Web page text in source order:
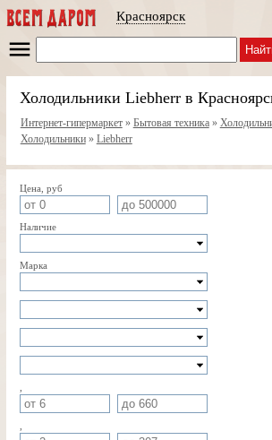
Красноярск
Холодильники Liebherr в
Интернет-гипермаркет» Бытовая техника»
Холодильники» Liebherr
Цена, руб
Наличие
Марка